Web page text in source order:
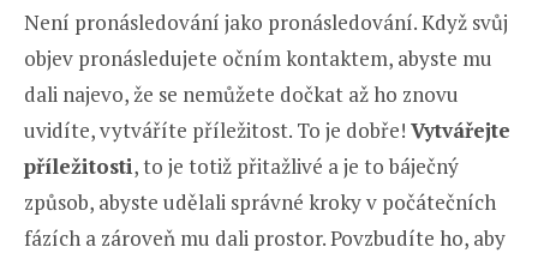
Není pronásledování jako pronásledování. Když svůj
objev pronásledujete očním kontaktem, abyste mu
dali najevo, že se nemůžete dočkat až ho znovu
uvidíte, vytváříte příležitost. To je dobře! Vytvářejte
příležitosti, to je totiž přitažlivé a je to báječný
způsob, abyste udělali správné kroky v počátečních
fázích a zároveň mu dali prostor. Povzbudíte ho, aby